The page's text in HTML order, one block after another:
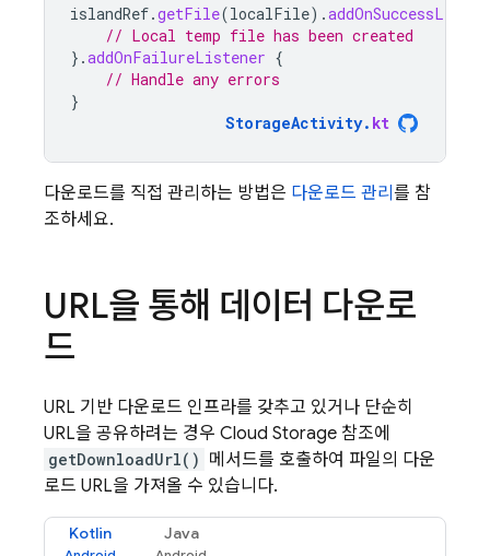
islandRef.getFile(localFile).
// Local temp file has been created
}.addOnFailureListener {
// Handle any errors
}
StorageActivity. kt
다운로드를 직접 관리하는 방법은 다운로드 관리 를 참
조하세요.
URL을 통해 데이터 다운로
드
URL 기반 다운로드 인프라를 갖추고 있거나 단순히
URL을 공유하려는 경우 Cloud Storage 참조에
getDownloadUrl() 메서드를 호출하여 파일의 다운
로드 URL을 가져올 수 있습니다.
Kotlin Java